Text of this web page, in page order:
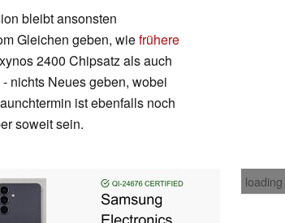
bleibt ansonsten
Gleichen geben, wiefrühere
2400 Chipsatz als auch
nichts Neues geben, wobei
ist ebenfalls noch
soweit sein.